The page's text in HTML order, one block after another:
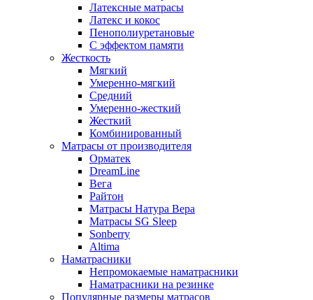
Латексные матрасы
Латекс и кокос
Пенополиуретановые
С эффектом памяти
Жесткость
Мягкий
Умеренно-мягкий
Средний
Умеренно-жесткий
Жесткий
Комбинированный
Матрасы от производителя
Орматек
DreamLine
Вега
Райтон
Матрасы Натура Вера
Матрасы SG Sleep
Sonberry
Altima
Наматрасники
Непромокаемые наматрасники
Наматрасники на резинке
Популярные размеры матрасов